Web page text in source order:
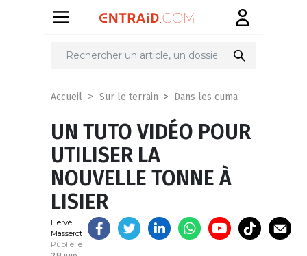
Partager
Accueil Sur le terrain Dans les cuma
UN TUTO VIDÉO POUR
UTILISER LA
NOUVELLE TONNE À
LISIER
Hervé
Masserot
Publié le